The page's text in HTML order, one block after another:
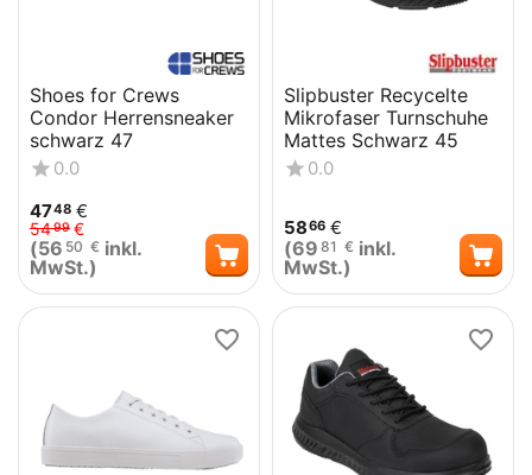
Shoes for Crews
Condor Herrensneaker
schwarz 47
0.0
4748 €
5499 €
(56 50 € inkl.
MwSt.)
Slipbuster Recycelte
Mikrofaser Turnschuhe
Mattes Schwarz 45
0.0
5866 €
(69 81 € inkl.
MwSt.)